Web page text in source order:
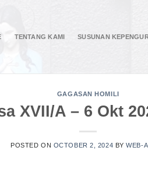
TENTANG KAMI SUSUNAN
GAGASAN HOMILI
XVII/A – 6 Okt
POSTED ON OCTOBER 2, 2024 BYWEB-